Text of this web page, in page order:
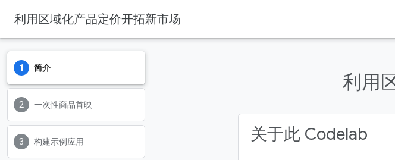
利用区域化产品定价开拓新市场
简介
一次性商品首映
构建示例应用
利用
关于此 Codelab